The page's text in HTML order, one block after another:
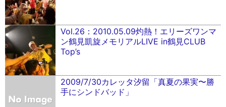
Vol.26：2010.05.09灼熱！エリーズワンマ
ン鶴見凱旋メモリアルLIVE in鶴見CLUB
Top’s
2009/7/30カレッタ汐留「真夏の果実〜勝
手にシンドバッド」